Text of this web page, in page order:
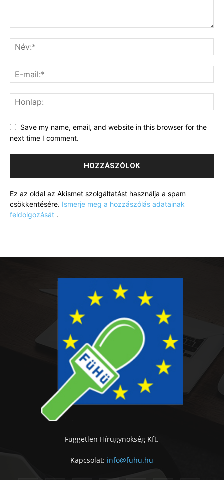
Save my name, email, and website in this browser for the
next time I comment.
Ez az oldal az Akismet szolgáltatást használja a spam
csökkentésére. Ismerje meg a hozzászólás adatainak
feldolgozását .
Független Hírügynökség Kft.
Kapcsolat: info@fuhu.hu